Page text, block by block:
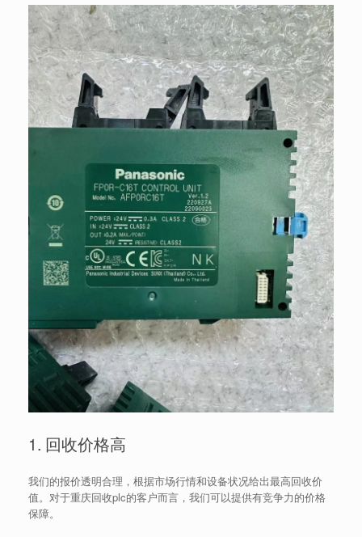
1. 回收价格高
我们的报价透明合理，根据市场行情和设备状况给出最高回收价
值。对于重庆回收plc的客户而言，我们可以提供有竞争力的价格
保障。